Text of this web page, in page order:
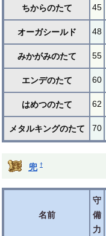
ちからのたて 45
オーガシールド 48
みかがみのたて 55
エンデのたて 60
はめつのたて 62
メタルキングのたて 70
兜 †
名前
守
備
力